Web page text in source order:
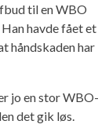
til en WBO
havde fået et
håndskaden har
jo en stor WBO-
det gik løs.